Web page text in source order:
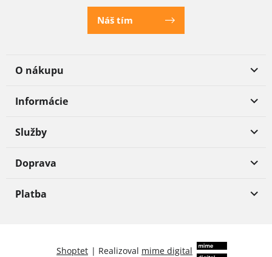
Náš tím
O nákupu
Informácie
Služby
Doprava
Platba
Shoptet | Realizoval mime digital